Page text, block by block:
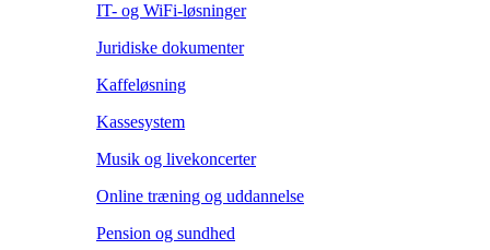
IT- og WiFi-løsninger
Juridiske dokumenter
Kaffeløsning
Kassesystem
Musik og livekoncerter
Online træning og uddannelse
Pension og sundhed